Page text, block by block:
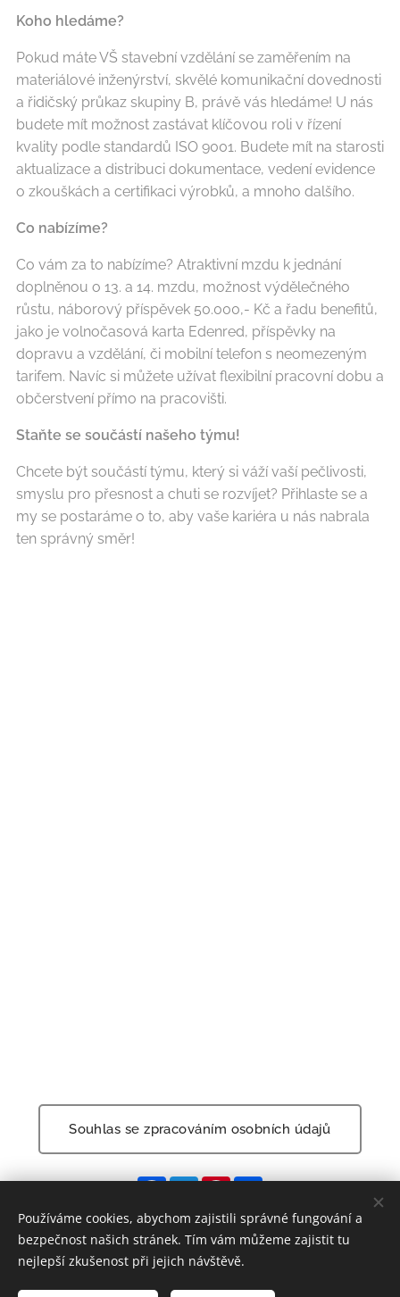
Koho hledáme?
Pokud máte VŠ stavební vzdělání se zaměřením na
materiálové inženýrství, skvělé komunikační dovednosti
a řidičský průkaz skupiny B, právě vás hledáme! U nás
budete mít možnost zastávat klíčovou roli v řízení
kvality podle standardů ISO 9001. Budete mít na starosti
aktualizace a distribuci dokumentace, vedení evidence
o zkouškách a certifikaci výrobků, a mnoho dalšího.
Co nabízíme?
Co vám za to nabízíme? Atraktivní mzdu k jednání
doplněnou o 13. a 14. mzdu, možnost výdělečného
růstu, náborový příspěvek 50.000,- Kč a řadu benefitů,
jako je volnočasová karta Edenred, příspěvky na
dopravu a vzdělání, či mobilní telefon s neomezeným
tarifem. Navíc si můžete užívat flexibilní pracovní dobu a
občerstvení přímo na pracovišti.
Staňte se součástí našeho týmu!
Chcete být součástí týmu, který si váží vaší pečlivosti,
smyslu pro přesnost a chuti se rozvíjet? Přihlaste se a
my se postaráme o to, aby vaše kariéra u nás nabrala
ten správný směr!
Souhlas se zpracováním osobních údajů
F
c
e
b
o
o
T
i
t
t
e
r
P
n
t
e
r
e
S
a
r
e
Používáme cookies, abychom zajistili správné fungování a
bezpečnost našich stránek. Tím vám můžeme zajistit tu
nejlepší zkušenost při jejich návštěvě.